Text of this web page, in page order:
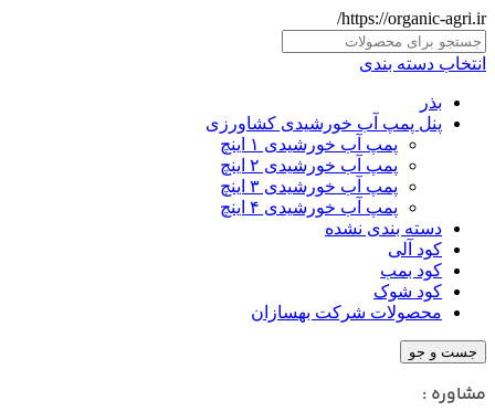
https://organic-agri.ir/
انتخاب دسته بندی
بذر
پنل پمپ آب خورشیدی کشاورزی
پمپ آب خورشیدی ۱ اینچ
پمپ آب خورشیدی ۲ اینچ
پمپ آب خورشیدی ۳ اینچ
پمپ آب خورشیدی ۴ اینچ
دسته بندی نشده
کود آلی
کود بمب
کود شوک
محصولات شرکت بهسازان
جست و جو
مشاوره :